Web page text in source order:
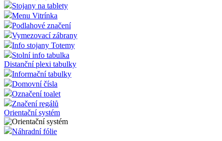
Stojany na tablety
Menu Vitrínka
Podlahové značení
Vymezovací zábrany
Info stojany Totemy
Stolní info tabulka
Distanční plexi tabulky
Informační tabulky
Domovní čísla
Označení toalet
Značení regálů
Orientační systém
Náhradní fólie